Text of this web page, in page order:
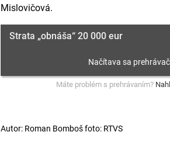
Mislovičová.
Strata „obnáša“ 20 000 eur
Máte problém s prehrávaním?
Autor: Roman Bomboš foto: RTVS